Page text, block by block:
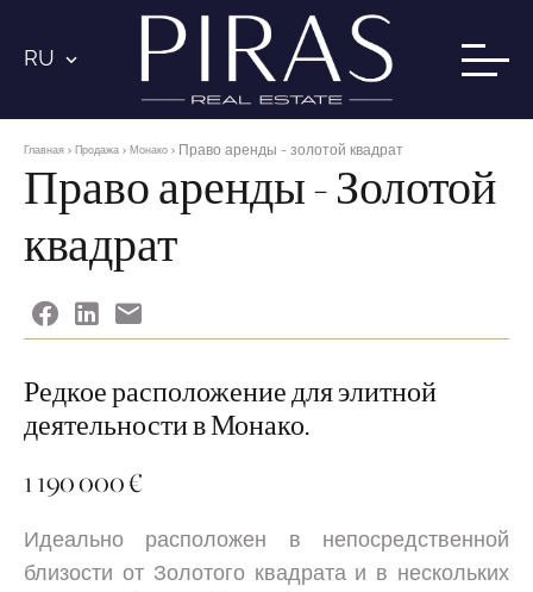
RU
Главная Продажа Монако Право аренды - золотой квадрат
Право аренды - Золотой
квадрат
Редкое расположение для элитной
деятельности в Монако.
1 190 000 €
Идеально расположен в непосредственной
близости от Золотого квадрата и в нескольких